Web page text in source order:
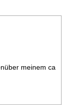
meinem ca